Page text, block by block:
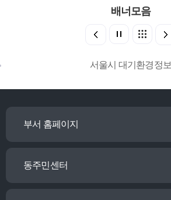
배너모음
서울시 대기환경정보
부서 홈페이지
동주민센터